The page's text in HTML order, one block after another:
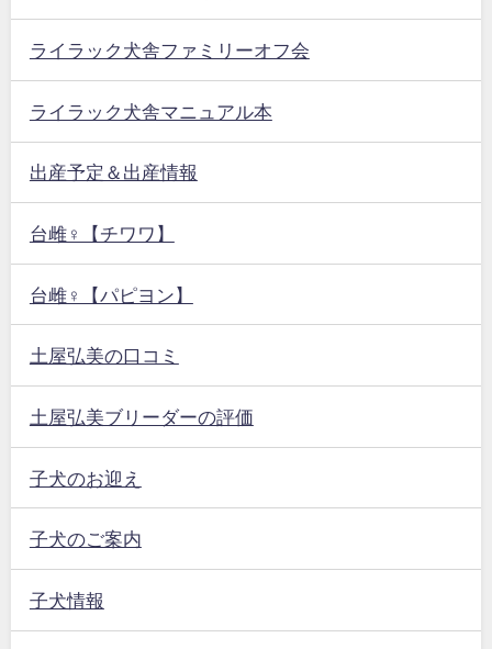
ライラック犬舎ファミリーオフ会
ライラック犬舎マニュアル本
出産予定＆出産情報
台雌♀【チワワ】
台雌♀【パピヨン】
土屋弘美の口コミ
土屋弘美ブリーダーの評価
子犬のお迎え
子犬のご案内
子犬情報